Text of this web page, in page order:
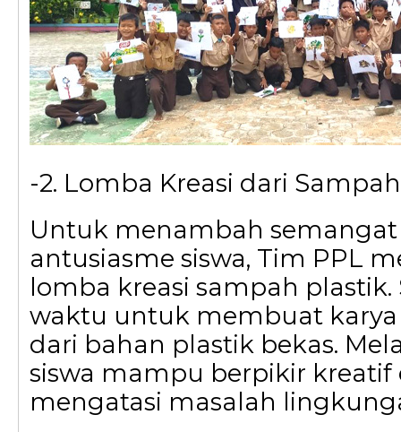
-2. Lomba Kreasi dari
Untuk menambah
antusiasme siswa, Tim PPL
lomba kreasi sampah plastik.
waktu untuk membuat
dari bahan plastik bekas.
siswa mampu berpikir kreatif
mengatasi masalah